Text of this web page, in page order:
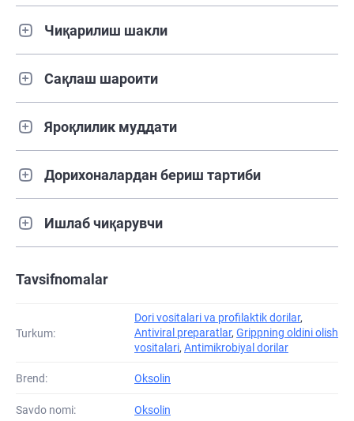
Чиқарилиш шакли
Сақлаш шароити
Яроқлилик муддати
Дорихоналардан бериш тартиби
Ишлаб чиқарувчи
Tavsifnomalar
Turkum:
Dori vositalari va profilaktik dorilar,
Antiviral preparatlar, Grippning oldini olish
vositalari, Antimikrobiyal dorilar
Brend: Oksolin
Savdo nomi: Oksolin